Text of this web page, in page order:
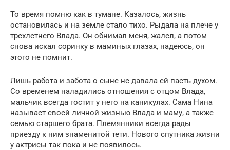
То время помню как в тумане. Казалось, жизнь
остановилась и на земле стало тихо. Рыдала на плече у
трехлетнего Влада. Он обнимал меня, жалел, а потом
снова искал соринку в маминых глазах, надеюсь, он
этого не помнит.
Лишь работа и забота о сыне не давала ей пасть духом.
Со временем наладились отношения с отцом Влада,
мальчик всегда гостит у него на каникулах. Сама Нина
называет своей личной жизнью Влада и маму, а также
семью старшего брата. Племянники всегда рады
приезду к ним знаменитой тети. Нового спутника жизни
у актрисы так пока и не появилось.